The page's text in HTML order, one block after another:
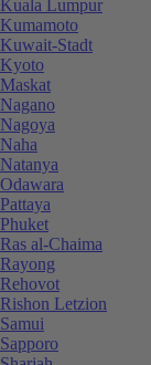
Kuala Lumpur
Kumamoto
Kuwait-Stadt
Kyoto
Maskat
Nagano
Nagoya
Naha
Natanya
Odawara
Pattaya
Phuket
Ras al-Chaima
Rayong
Rehovot
Rishon Letzion
Samui
Sapporo